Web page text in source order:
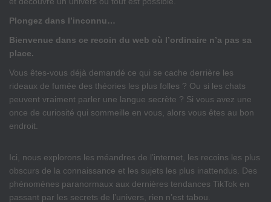
Plongez dans l’inconnu…
Bienvenue dans ce recoin du web où l’ordinaire n’a pas sa
place.
Vous êtes-vous déjà demandé ce qui se cache derrière les
rideaux de fumée des théories les plus folles ? Ou si les chats
peuvent vraiment parler une langue secrète ? Si vous avez une
once de curiosité qui sommeille en vous, alors vous êtes au bon
endroit.
Ici, nous explorons les méandres de l’internet, les recoins les plus
obscurs de la connaissance et les sujets les plus inattendus. Des
phénomènes paranormaux aux dernières tendances TikTok en
passant par les secrets de l’univers, rien n’est tabou.